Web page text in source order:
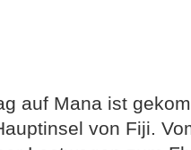
Lastwagen zum
aus einer kleinen